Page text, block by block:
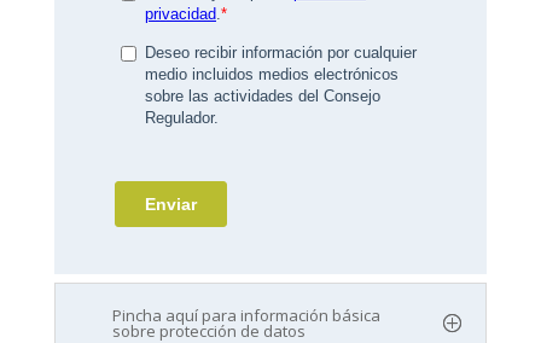
Pincha aquí para información básica
sobre protección de datos